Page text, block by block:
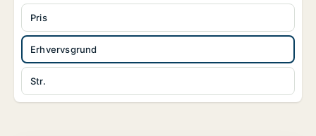
Erhvervsgrund
Str.
Pris